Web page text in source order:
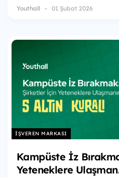
Youthall 01 Şubat 2026
İŞVEREN MARKASI
Kampüste İz
Yeteneklere